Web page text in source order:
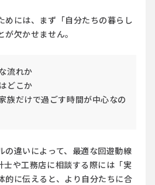
めには、まず「自分たちの暮らし
欠かせません。
流れか
どこか
族だけで過ごす時間が中心なの
の違いによって、最適な回遊動線
士や工務店に相談する際には「実
的に伝えると、より自分たちに合